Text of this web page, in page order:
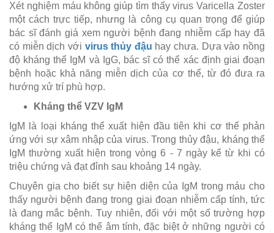
Xét nghiệm máu không giúp tìm thấy virus Varicella Zoster
một cách trực tiếp, nhưng là công cụ quan trọng để giúp
bác sĩ đánh giá xem người bệnh đang nhiễm cấp hay đã
có miễn dịch với virus thủy đậu hay chưa. Dựa vào nồng
độ kháng thể IgM và IgG, bác sĩ có thể xác định giai đoạn
bệnh hoặc khả năng miễn dịch của cơ thể, từ đó đưa ra
hướng xử trí phù hợp.
Kháng thể VZV IgM
IgM là loại kháng thể xuất hiện đầu tiên khi cơ thể phản
ứng với sự xâm nhập của virus. Trong thủy đậu, kháng thể
IgM thường xuất hiện trong vòng 6 - 7 ngày kể từ khi có
triệu chứng và đạt đỉnh sau khoảng 14 ngày.
Chuyên gia cho biết sự hiện diện của IgM trong máu cho
thấy người bệnh đang trong giai đoạn nhiễm cấp tính, tức
là đang mắc bệnh. Tuy nhiên, đối với một số trường hợp
kháng thể IgM có thể âm tính, đặc biệt ở những người có